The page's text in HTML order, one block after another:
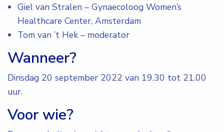
Giel van Stralen – Gynaecoloog Women’s
Healthcare Center, Amsterdam
Tom van ’t Hek – moderator
Wanneer?
Dinsdag 20 september 2022 van 19.30 tot 21.00
uur.
Voor wie?